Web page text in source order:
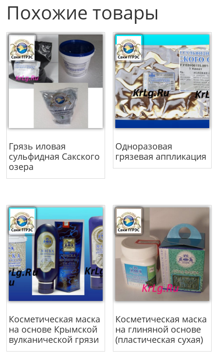
Похожие товары
Грязь иловая
сульфидная Сакского
озера
Одноразовая
грязевая аппликация
Косметическая маска
на основе Крымской
вулканической грязи
Косметическая маска
на глиняной основе
(пластическая сухая)